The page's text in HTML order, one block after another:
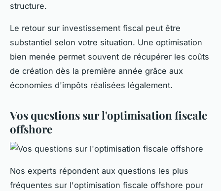
structure.
Le retour sur investissement fiscal peut être
substantiel selon votre situation. Une optimisation
bien menée permet souvent de récupérer les coûts
de création dès la première année grâce aux
économies d'impôts réalisées légalement.
Vos questions sur l'optimisation fiscale
offshore
Nos experts répondent aux questions les plus
fréquentes sur l'optimisation fiscale offshore pour